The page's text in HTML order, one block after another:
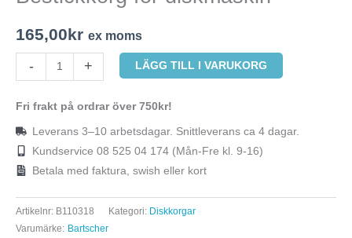
165,00kr ex moms
- + LÄGG TILL I VARUKORG
Fri frakt på ordrar över 750kr!
Leverans 3–10 arbetsdagar. Snittleverans ca 4 dagar.
Kundservice 08 525 04 174 (Mån-Fre kl. 9-16)
Betala med faktura, swish eller kort
Artikelnr: B110318 Kategori: Diskkorgar
Varumärke: Bartscher